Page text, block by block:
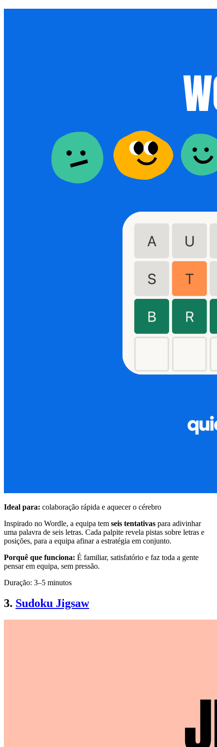
Ideal para: colaboração rápida e aquecer o cérebro
Inspirado no Wordle, a equipa tem seis tentativas para adivinhar
uma palavra de seis letras. Cada palpite revela pistas sobre letras e
posições, para a equipa afinar a estratégia em conjunto.
Porquê que funciona: É familiar, satisfatório e faz toda a gente
pensar em equipa, sem pressão.
Duração: 3–5 minutos
3. Sudoku Jigsaw